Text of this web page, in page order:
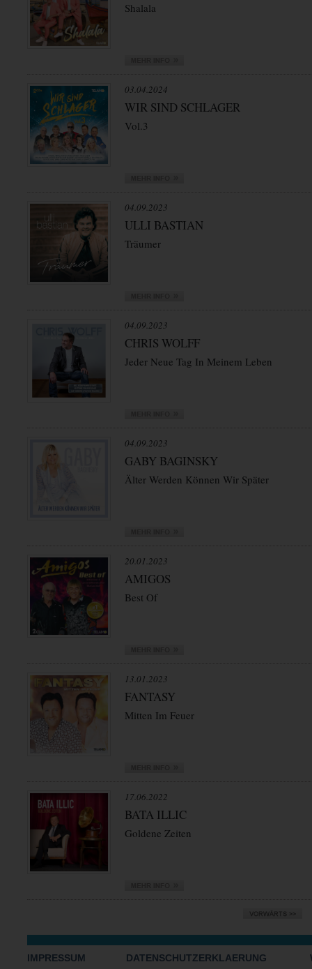
Shalala
03.04.2024
WIR SIND SCHLAGER
Vol.3
04.09.2023
ULLI BASTIAN
Träumer
04.09.2023
CHRIS WOLFF
Jeder Neue Tag In Meinem Leben
04.09.2023
GABY BAGINSKY
Älter Werden Können Wir Später
20.01.2023
AMIGOS
Best Of
13.01.2023
FANTASY
Mitten Im Feuer
17.06.2022
BATA ILLIC
Goldene Zeiten
IMPRESSUM DATENSCHUTZERKLAERUNG